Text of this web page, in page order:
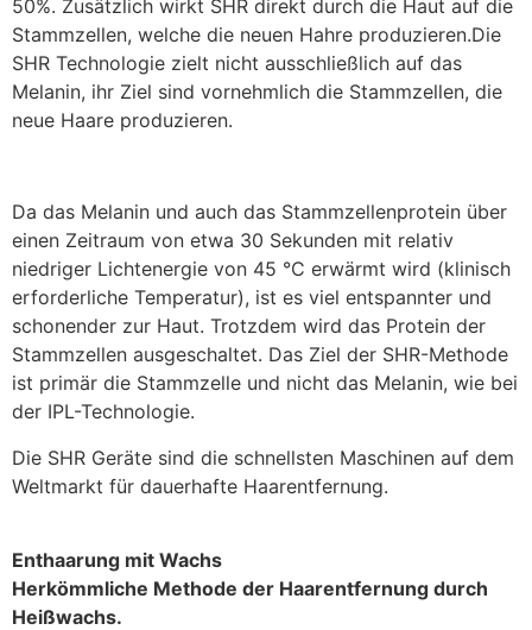
50%. Zusätzlich wirkt SHR direkt durch die Haut auf die
Stammzellen, welche die neuen Hahre produzieren.Die
SHR Technologie zielt nicht ausschließlich auf das
Melanin, ihr Ziel sind vornehmlich die Stammzellen, die
neue Haare produzieren.
Da das Melanin und auch das Stammzellenprotein über
einen Zeitraum von etwa 30 Sekunden mit relativ
niedriger Lichtenergie von 45 °C erwärmt wird (klinisch
erforderliche Temperatur), ist es viel entspannter und
schonender zur Haut. Trotzdem wird das Protein der
Stammzellen ausgeschaltet. Das Ziel der SHR-Methode
ist primär die Stammzelle und nicht das Melanin, wie bei
der IPL-Technologie.
Die SHR Geräte sind die schnellsten Maschinen auf dem
Weltmarkt für dauerhafte Haarentfernung.
Enthaarung mit Wachs
Herkömmliche Methode der Haarentfernung durch
Heißwachs.